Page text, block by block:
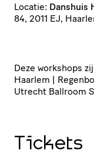
Locatie: Danshuis
84, 2011 EJ,
Deze workshops
Haarlem |
Utrecht Ballroom
Tickets